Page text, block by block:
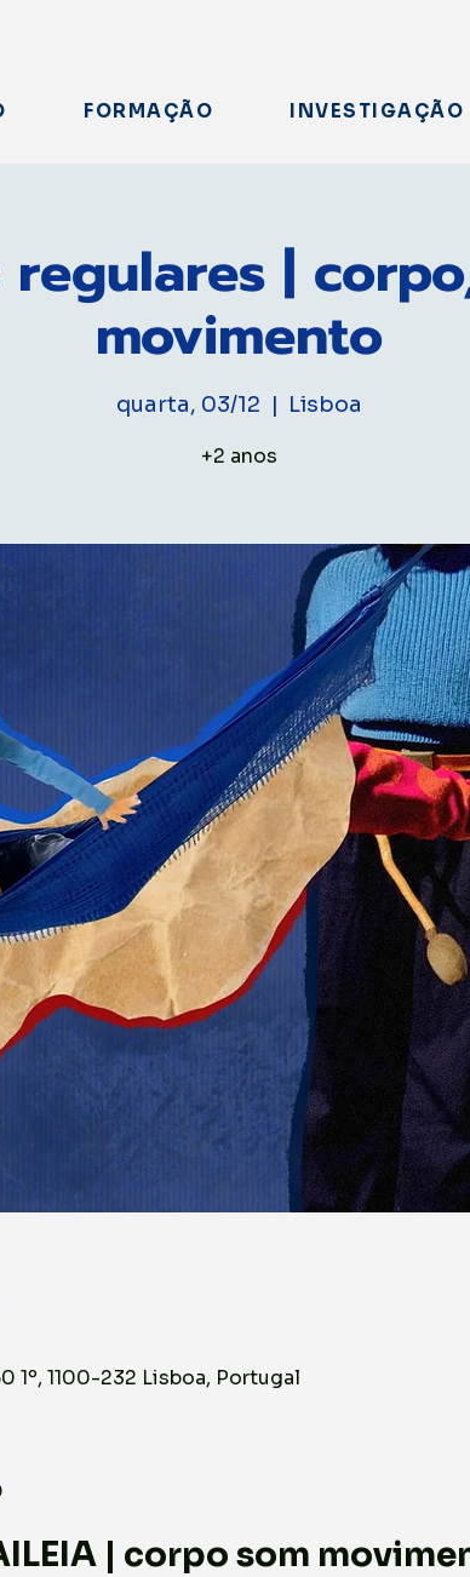
FORMAÇÃO INVESTIGAÇÃO
regulares |
movimento
quarta, 03/12
  |
Lisboa
+2 anos
1º, 1100-232 Lisboa, Portugal
| corpo som